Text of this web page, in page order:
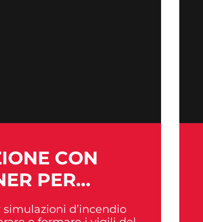
CON
PER
d’incendio